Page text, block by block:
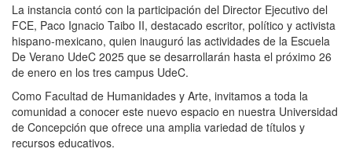
La instancia contó con la participación del Director Ejecutivo del
FCE, Paco Ignacio Taibo II, destacado escritor, político y activista
hispano-mexicano, quien inauguró las actividades de la Escuela
De Verano UdeC 2025 que se desarrollarán hasta el próximo 26
de enero en los tres campus UdeC.
Como Facultad de Humanidades y Arte, invitamos a toda la
comunidad a conocer este nuevo espacio en nuestra Universidad
de Concepción que ofrece una amplia variedad de títulos y
recursos educativos.